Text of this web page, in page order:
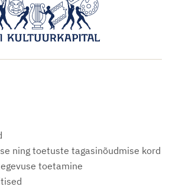
ning toetuste tagasinõudmise kord
toetamine